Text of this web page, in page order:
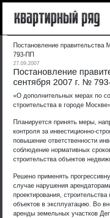
Постановление правительства
793-ПП
27.09.2007
Постановление
сентября 2007 г. №
«О дополнительных мерах по
строительства в городе
Планируется принять меры,
контроля за инвестиционно-
повышение ответственности
соблюдение нормативных
строительства объектов
Решено применять
случае нарушения
проектирования,
объектов в эксплуатацию. Во
аренды земельных участков